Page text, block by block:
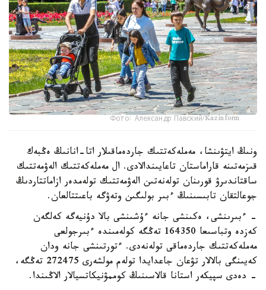
Фото: Александр Павский/Kazinform
ونىڭ ايتۋىنشا، مەملەكەتتىك جاردەماقىلار اتا-انانىڭ ەڭبەك
قىزمەتىنە قاراماستان تاعايىندالادى. ال مەملەكەتتىك الەۋمەتتىك
ساقتاندىرۋ قورىنان تولەنەتىن الەۋمەتتىك تولەمدەر ازاماتتاردىڭ
جوعالتقان تابىسىنىڭ ءبىر بولىگىن وتەۋگە باعىتتالعان.
- ءبىرىنشى، ەكىنشى جانە ءۇشىنشى بالا دۇنيەگە كەلگەن
كەزدە وتباسىعا 164350 تەڭگە كولەمىندە ءبىرجولعى
مەملەكەتتىك جاردەماقى تولەنەدى. ءتورتىنشى جانە ودان
كەيىنگى بالالار تۋعان جاعدايدا تولەم مولشەرى 272475 تەڭگە،
- دەدى سپيكەر استانا قالاسىنىڭ كوممۋنيكاتسيالار الاڭىندا.